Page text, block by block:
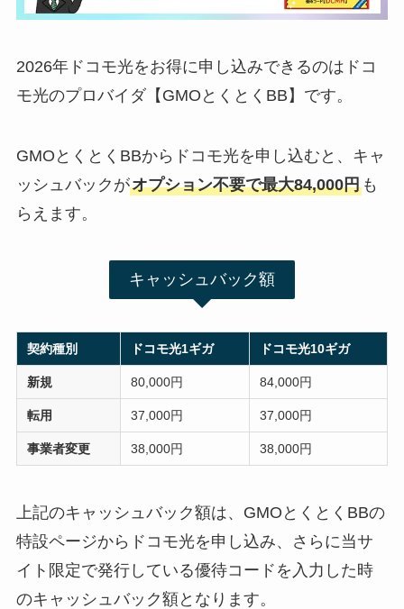
2026年ドコモ光をお得に申し込みできるのはドコ
モ光のプロバイダ【GMOとくとくBB】です。
GMOとくとくBBからドコモ光を申し込むと、キャ
ッシュバックがオプション不要で最大84,000円も
らえます。
キャッシュバック額
契約種別 ドコモ光1ギガ ドコモ光10ギガ
新規 80,000円 84,000円
転用 37,000円 37,000円
事業者変更 38,000円 38,000円
上記のキャッシュバック額は、GMOとくとくBBの
特設ページからドコモ光を申し込み、さらに当サ
イト限定で発行している優待コードを入力した時
のキャッシュバック額となります。